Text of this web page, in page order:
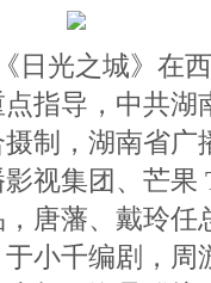
光之城》在西
指导，中共湖
制，湖南省广
视集团、芒
唐藩、戴玲任
小千编剧，周